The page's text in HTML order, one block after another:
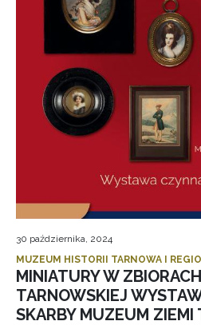
30 października, 2024
MUZEUM HISTORII TARNOWA I
MINIATURY W
TARNOWSKIEJ
SKARBY MUZEUM ZIEMI